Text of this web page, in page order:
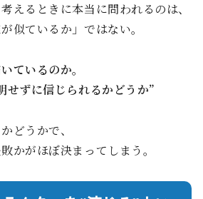
えるときに本当に問われるのは、
似ているか」ではない。
ているのか。
せずに信じられるかどうか”
どうかで、
かがほぼ決まってしまう。